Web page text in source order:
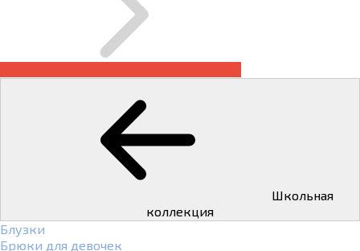
коллекция
Блузки
Брюки для девочек